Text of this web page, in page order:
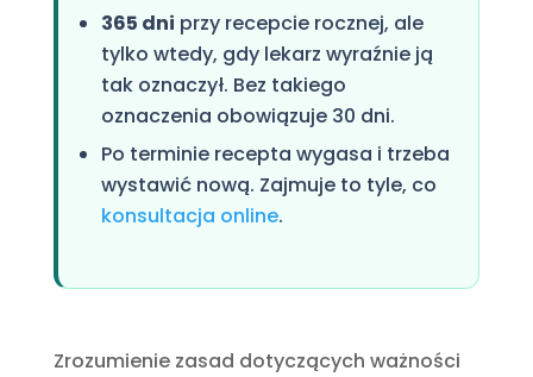
365 dni przy recepcie rocznej, ale
tylko wtedy, gdy lekarz wyraźnie ją
tak oznaczył. Bez takiego
oznaczenia obowiązuje 30 dni.
Po terminie recepta wygasa i trzeba
wystawić nową. Zajmuje to tyle, co
konsultacja online.
Zrozumienie zasad dotyczących ważności